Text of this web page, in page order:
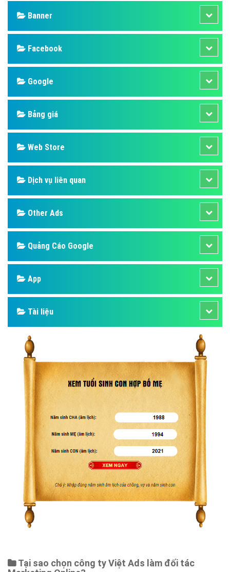
Banner
Facebook
Google
Bảng giá
Web Store
Dịch vụ liên quan
Other Ads
Quảng Cáo Google
App
Tài liệu
Tại sao chọn công ty Việt Ads làm đối tác